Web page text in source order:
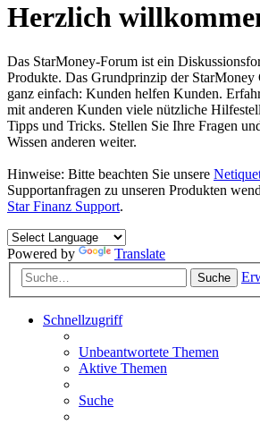
Herzlich
Das StarMoney-Forum ist ein
Produkte. Das Grundprinzip der StarMoney
ganz einfach: Kunden helfen Kunden.
mit anderen Kunden viele nützliche
Tipps und Tricks. Stellen Sie Ihre Fragen
Wissen anderen weiter.
Hinweise: Bitte beachten Sie unsere
Supportanfragen zu unseren Produkten
Star Finanz Support.
Powered by Translate
Suche
Schnellzugriff
Unbeantwortete Themen
Aktive Themen
Suche